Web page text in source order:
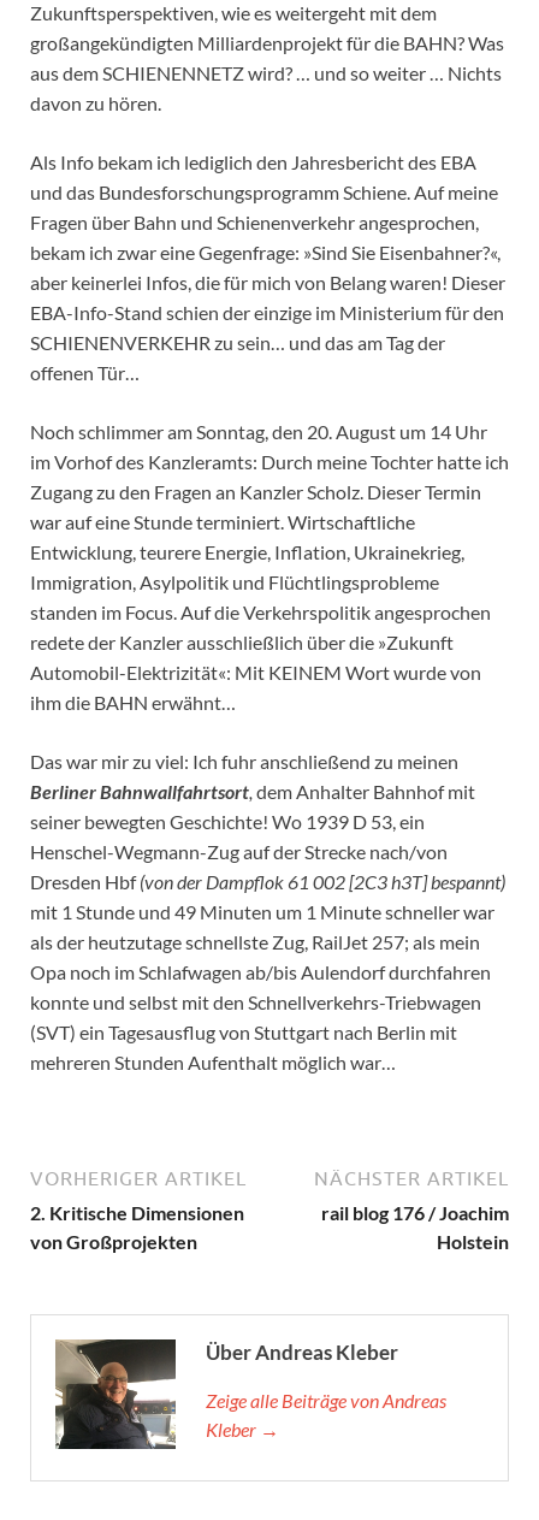
Zukunftsperspektiven, wie es weitergeht mit dem
großangekündigten Milliardenprojekt für die BAHN? Was
aus dem SCHIENENNETZ wird? … und so weiter … Nichts
davon zu hören.
Als Info bekam ich lediglich den Jahresbericht des EBA
und das Bundesforschungsprogramm Schiene. Auf meine
Fragen über Bahn und Schienenverkehr angesprochen,
bekam ich zwar eine Gegenfrage: »Sind Sie Eisenbahner?«,
aber keinerlei Infos, die für mich von Belang waren! Dieser
EBA-Info-Stand schien der einzige im Ministerium für den
SCHIENENVERKEHR zu sein… und das am Tag der
offenen Tür…
Noch schlimmer am Sonntag, den 20. August um 14 Uhr
im Vorhof des Kanzleramts: Durch meine Tochter hatte ich
Zugang zu den Fragen an Kanzler Scholz. Dieser Termin
war auf eine Stunde terminiert. Wirtschaftliche
Entwicklung, teurere Energie, Inflation, Ukrainekrieg,
Immigration, Asylpolitik und Flüchtlingsprobleme
standen im Focus. Auf die Verkehrspolitik angesprochen
redete der Kanzler ausschließlich über die »Zukunft
Automobil-Elektrizität«: Mit KEINEM Wort wurde von
ihm die BAHN erwähnt…
Das war mir zu viel: Ich fuhr anschließend zu meinen
Berliner Bahnwallfahrtsort, dem Anhalter Bahnhof mit
seiner bewegten Geschichte! Wo 1939 D 53, ein
Henschel-Wegmann-Zug auf der Strecke nach/von
Dresden Hbf(von der Dampflok 61 002 [2C3 h3T] bespannt)
mit 1 Stunde und 49 Minuten um 1 Minute schneller war
als der heutzutage schnellste Zug, RailJet 257; als mein
Opa noch im Schlafwagen ab/bis Aulendorf durchfahren
konnte und selbst mit den Schnellverkehrs-Triebwagen
(SVT) ein Tagesausflug von Stuttgart nach Berlin mit
mehreren Stunden Aufenthalt möglich war…
VORHERIGER ARTIKEL
2. Kritische Dimensionen
von Großprojekten
NÄCHSTER ARTIKEL
rail blog 176 / Joachim
Holstein
Über Andreas Kleber
Zeige alle Beiträge von Andreas
Kleber →